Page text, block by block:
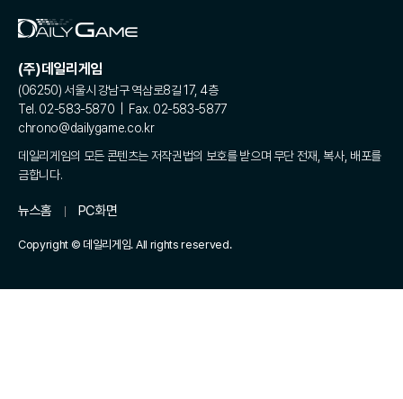
(주)데일리게임
(06250) 서울시 강남구 역삼로8길 17, 4층
Tel. 02-583-5870 | Fax. 02-583-5877
chrono@dailygame.co.kr
데일리게임의 모든 콘텐츠는 저작권법의 보호를 받으며 무단 전재, 복사, 배포를
금합니다.
뉴스홈 PC화면
Copyright © 데일리게임. All rights reserved.